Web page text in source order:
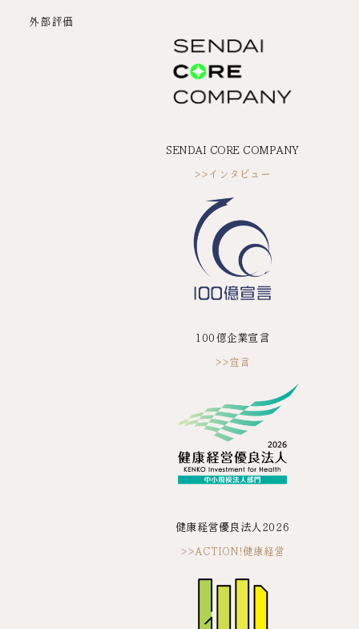
外部評価
SENDAI CORE COMPANY
>>インタビュー
100億企業宣言
>>宣言
健康経営優良法人2026
>>ACTION!健康経営